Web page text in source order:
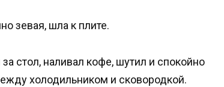
зевая, шла к плите.
стол, наливал кофе, шутил и спокойно
холодильником и сковородкой.